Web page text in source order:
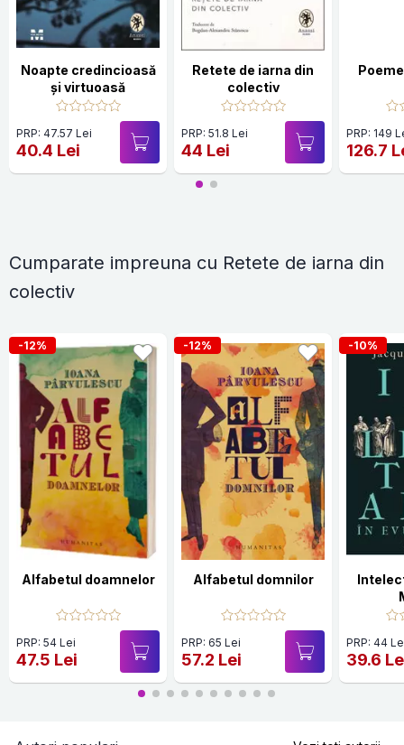
Noapte credincioasă
și virtuoasă
PRP: 47.57 Lei
40.4 Lei
Retete de iarna din
colectiv
PRP: 51.8 Lei
44 Lei
PRP: 149
126.7
Cumparate impreuna cu Retete de iarna din
colectiv
-12%
Alfabetul doamnelor
PRP: 54 Lei
47.5 Lei
-12%
Alfabetul domnilor
PRP: 65 Lei
57.2 Lei
-10%
PRP: 44
39.6